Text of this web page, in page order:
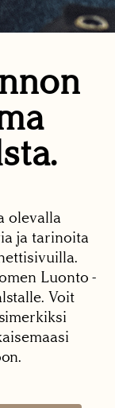
olevalla
ja tarinoita
Luonto -
Voit